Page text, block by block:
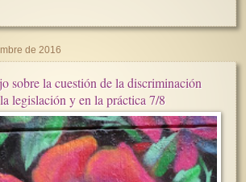
de 2016
sobre la cuestión de la discriminación
legislación y en la práctica 7/8